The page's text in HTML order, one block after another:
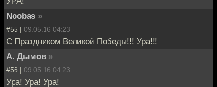
Noobas »
#55 | 09.05.16 04:23
С Праздником Великой Победы!!! Ура!!!
А. Дымов »
#56 | 09.05.16 04:23
Ура! Ура! Ура!